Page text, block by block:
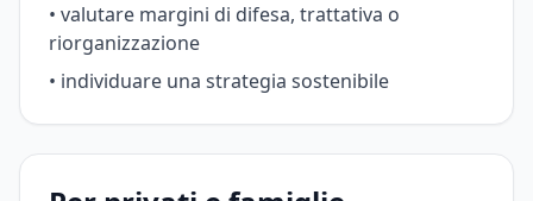
• valutare margini di difesa, trattativa o
riorganizzazione
• individuare una strategia sostenibile